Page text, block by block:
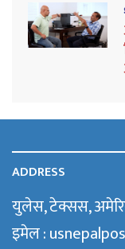
ADDRESS
युलेस, टेक्सस,
इमेल :